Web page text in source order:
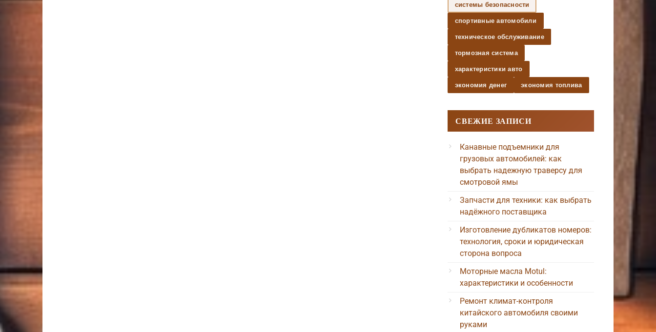
системы безопасности
спортивные автомобили
техническое обслуживание
тормозная система
характеристики авто
экономия денег экономия топлива
СВЕЖИЕ ЗАПИСИ
Канавные подъемники для
грузовых автомобилей: как
выбрать надежную траверсу для
смотровой ямы
Запчасти для техники: как выбрать
надёжного поставщика
Изготовление дубликатов номеров:
технология, сроки и юридическая
сторона вопроса
Моторные масла Motul:
характеристики и особенности
Ремонт климат-контроля
китайского автомобиля своими
руками